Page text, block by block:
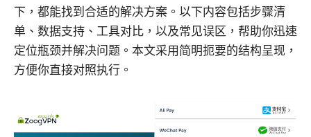
下，都能找到合适的解决方案。以下内容包括步骤清
单、数据支持、工具对比，以及常见误区，帮助你迅速
定位瓶颈并解决问题。本文采用简明扼要的结构呈现，
方便你直接对照执行。